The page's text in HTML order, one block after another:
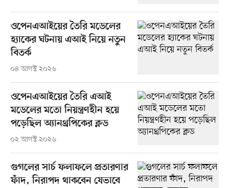
ওপেনএআইয়ের তৈরি মডেলের
হ্যাকের ঘটনায় এআই নিয়ে নতুন
বিতর্ক
০৪ আগস্ট ২০২৬
ওপেনএআইয়ের তৈরি এআই
মডেলের মতো নিয়ন্ত্রণহীন হয়ে
পড়েছিল অ্যানথ্রপিকের ক্লড
০২ আগস্ট ২০২৬
গুগলের সার্চ ফলাফলে প্রতারণার
ফাঁদ, নিরাপদ থাকবেন যেভাবে